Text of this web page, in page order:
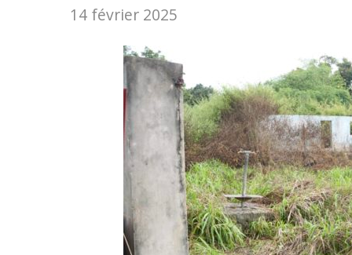
14 février 2025